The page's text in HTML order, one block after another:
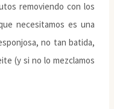
removiendo con los
necesitamos es una
no tan batida,
(y si no lo mezclamos